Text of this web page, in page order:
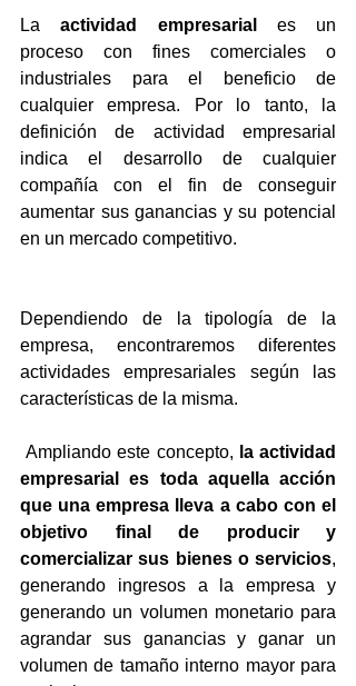
La actividad empresarial
es un
proceso con fines comerciales o
industriales para el beneficio de
cualquier empresa. Por lo tanto, la
definición de actividad empresarial
indica el desarrollo de cualquier
compañía con el fin de conseguir
aumentar sus ganancias y su potencial
en un mercado competitivo.
Dependiendo de la tipología de la
empresa, encontraremos diferentes
actividades empresariales según las
características de la misma.
Ampliando este concepto, la actividad
empresarial es toda aquella acción
que una empresa lleva a cabo con el
objetivo final de producir y
comercializar sus bienes o servicios,
generando ingresos a la empresa y
generando un volumen monetario para
agrandar sus ganancias y ganar un
volumen de tamaño interno mayor para